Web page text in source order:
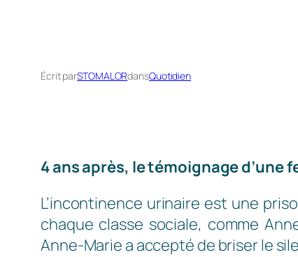
Écrit parSTOMALORdansQuotidien
4 ans après, le témoignage d’une
L’incontinence urinaire est une
chaque classe sociale, comme
Anne-Marie a accepté de briser le